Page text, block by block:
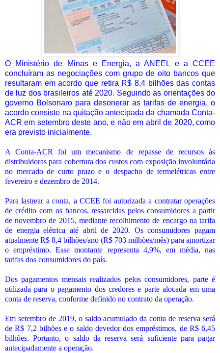
O Ministério de Minas e Energia, a ANEEL e a CCEE
concluíram as negociações com grupo de oito bancos que
resultaram em acordo que retira R$ 8,4 bilhões das contas
de luz dos brasileiros até 2020. Seguindo as orientações do
governo Bolsonaro para desonerar as tarifas de energia, o
acordo consiste na quitação antecipada da chamada Conta-
ACR em setembro deste ano, e não em abril de 2020, como
era previsto inicialmente.
A Conta-ACR foi um mecanismo de repasse de recursos às
distribuidoras para cobertura dos custos com exposição involuntária
no mercado de curto prazo e o despacho de termelétricas entre
fevereiro e dezembro de 2014.
Para lastrear a conta, a CCEE foi autorizada a contratar operações
de crédito com os bancos, ressarcidas pelos consumidores a partir
de novembro de 2015, mediante recolhimento de encargo na tarifa
de energia elétrica até abril de 2020. Os consumidores pagam
atualmente R$ 8,4 bilhões/ano (R$ 703 milhões/mês) para amortizar
o empréstimo. Esse montante representa 4,9%, em média, nas
tarifas dos consumidores do país.
Dos pagamentos mensais realizados pelos consumidores, parte é
utilizada para o pagamento dos credores e parte alocada em uma
conta de reserva, conforme definido no contrato da operação.
Em setembro de 2019, o saldo acumulado da conta de reserva será
de R$ 7,2 bilhões e o saldo devedor dos empréstimos, de R$ 6,45
bilhões. Portanto, o saldo da reserva será suficiente para pagar
antecipadamente a operação.